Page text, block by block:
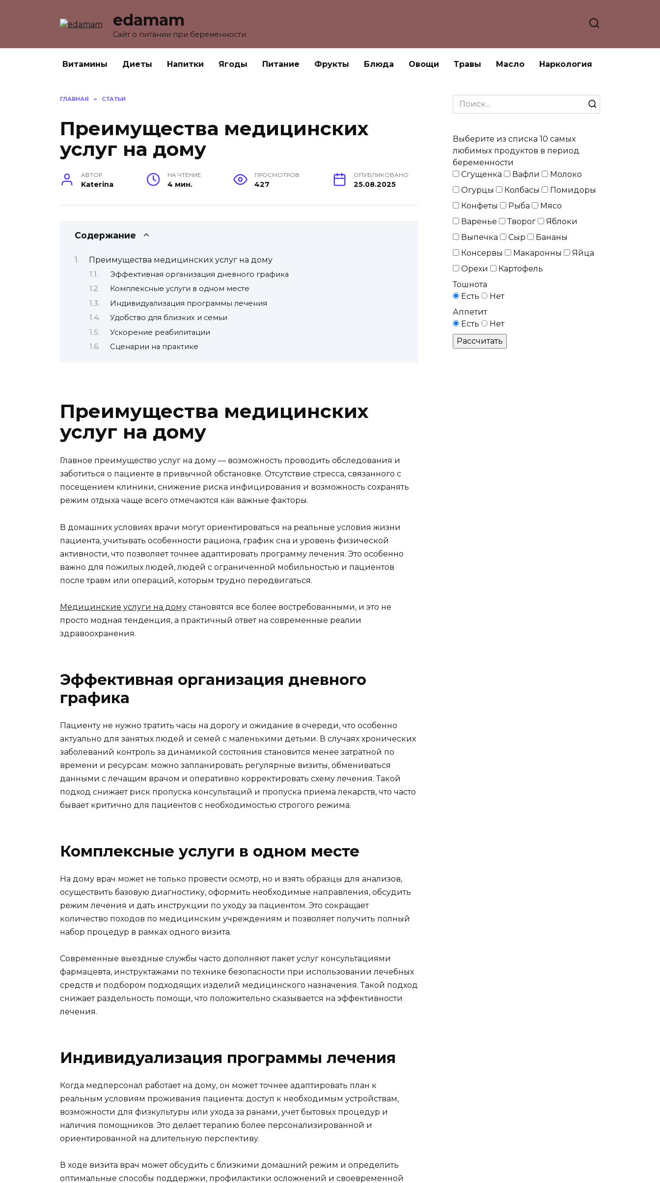
edamam
Сайт о питании при беременности
Витамины Диеты Напитки Ягоды Питание Фрукты Блюда Овощи Травы Масло Наркология
ГЛАВНАЯ » СТАТЬИ
Преимущества медицинских
услуг на дому
АВТОР
Katerina
НА ЧТЕНИЕ
4 мин.
ПРОСМОТРОВ
427
ОПУБЛИКОВАНО
25.08.2025
Содержание
Преимущества медицинских услуг на дому
Эффективная организация дневного графика
Комплексные услуги в одном месте
Индивидуализация программы лечения
Удобство для близких и семьи
Ускорение реабилитации
Сценарии на практике
Преимущества медицинских
услуг на дому
Главное преимущество услуг на дому — возможность проводить обследования и
заботиться о пациенте в привычной обстановке. Отсутствие стресса, связанного с
посещением клиники, снижение риска инфицирования и возможность сохранять
режим отдыха чаще всего отмечаются как важные факторы.
В домашних условиях врачи могут ориентироваться на реальные условия жизни
пациента, учитывать особенности рациона, график сна и уровень физической
активности, что позволяет точнее адаптировать программу лечения. Это особенно
важно для пожилых людей, людей с ограниченной мобильностью и пациентов
после травм или операций, которым трудно передвигаться.
Медицинские услуги на дому становятся все более востребованными, и это не
просто модная тенденция, а практичный ответ на современные реалии
здравоохранения.
Эффективная организация дневного
графика
Пациенту не нужно тратить часы на дорогу и ожидание в очереди, что особенно
актуально для занятых людей и семей с маленькими детьми. В случаях хронических
заболеваний контроль за динамикой состояния становится менее затратной по
времени и ресурсам: можно запланировать регулярные визиты, обмениваться
данными с лечащим врачом и оперативно корректировать схему лечения. Такой
подход снижает риск пропуска консультаций и пропуска приема лекарств, что часто
бывает критично для пациентов с необходимостью строгого режима.
Комплексные услуги в одном месте
На дому врач может не только провести осмотр, но и взять образцы для анализов,
осуществить базовую диагностику, оформить необходимые направления, обсудить
режим лечения и дать инструкции по уходу за пациентом. Это сокращает
количество походов по медицинским учреждениям и позволяет получить полный
набор процедур в рамках одного визита.
Современные выездные службы часто дополняют пакет услуг консультациями
фармацевта, инструктажами по технике безопасности при использовании лечебных
средств и подбором подходящих изделий медицинского назначения. Такой подход
снижает раздельность помощи, что положительно сказывается на эффективности
лечения.
Индивидуализация программы лечения
Когда медперсонал работает на дому, он может точнее адаптировать план к
реальным условиям проживания пациента: доступ к необходимым устройствам,
возможности для физкультуры или ухода за ранами, учет бытовых процедур и
наличия помощников. Это делает терапию более персонализированной и
ориентированной на длительную перспективу.
В ходе визита врач может обсудить с близкими домашний режим и определить
оптимальные способы поддержки, профилактики осложнений и своевременной
Search
for:
Выберите из списка 10 самых
любимых продуктов в период
беременности
Сгущенка
Вафли
Молоко
Огурцы
Колбасы
Помидоры
Конфеты
Рыба
Мясо
Варенье
Творог
Яблоки
Выпечка
Сыр
Бананы
Консервы
Макаронны
Яйца
Орехи
Картофель
Тошнота
Есть
Нет
Аппетит
Есть
Нет